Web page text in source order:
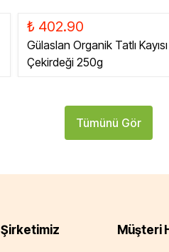
₺ 402.90
Gülaslan Organik Tatlı Kayısı
Çekirdeği 250g
Tümünü Gör
Şirketimiz Müşteri